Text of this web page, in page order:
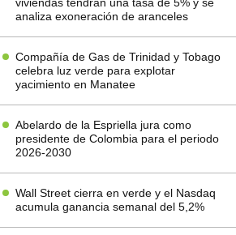
analiza exoneración de aranceles
Compañía de Gas de Trinidad y Tobago
celebra luz verde para explotar
yacimiento en Manatee
Abelardo de la Espriella jura como
presidente de Colombia para el periodo
2026-2030
Wall Street cierra en verde y el Nasdaq
acumula ganancia semanal del 5,2%